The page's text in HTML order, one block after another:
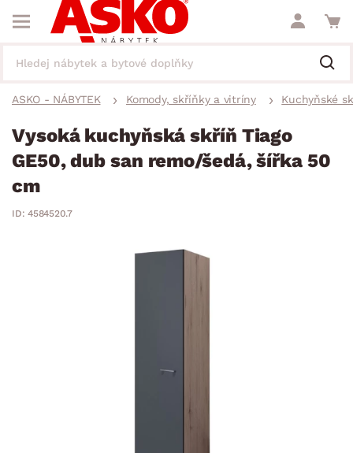
ASKO - NÁBYTEK Komody, skříňky a vitríny Kuchyňské
Vysoká kuchyňská skříň Tiago
GE50, dub san remo/šedá, šířka 50
cm
ID: 4584520.7